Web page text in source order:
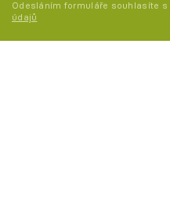
Odesláním formuláře souhlasíte s
údajů